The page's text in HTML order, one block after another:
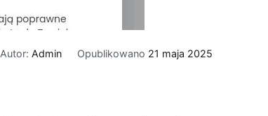
Autor:Admin Opublikowano 21 maja 2025